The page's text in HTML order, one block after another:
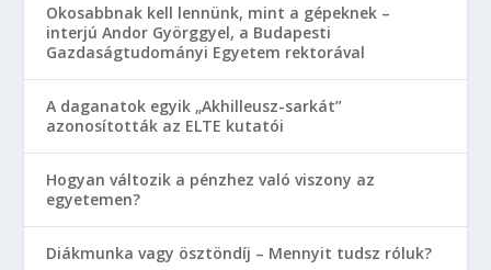
Okosabbnak kell lennünk, mint a gépeknek –
interjú Andor Györggyel, a Budapesti
Gazdaságtudományi Egyetem rektorával
A daganatok egyik „Akhilleusz-sarkát”
azonosították az ELTE kutatói
Hogyan változik a pénzhez való viszony az
egyetemen?
Diákmunka vagy ösztöndíj – Mennyit tudsz róluk?